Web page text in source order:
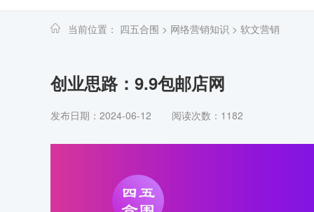
当前位置： 四五合围 > 网络营销知识 > 软文营销
创业思路：9.9包邮店网
发布日期：2024-06-12 阅读次数： 1182